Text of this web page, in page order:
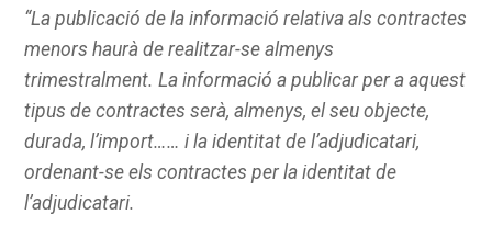
“La publicació de la informació relativa als contractes
menors haurà de realitzar-se almenys
trimestralment. La informació a publicar per a aquest
tipus de contractes serà, almenys, el seu objecte,
durada, l’import…… i la identitat de l’adjudicatari,
ordenant-se els contractes per la identitat de
l’adjudicatari.